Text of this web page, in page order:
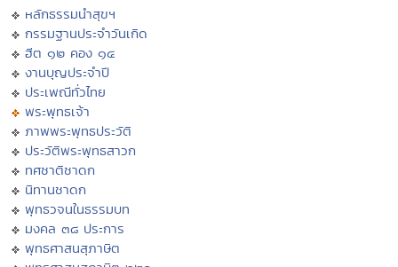
หลักธรรมนำสุขฯ
กรรมฐานประจำวันเกิด
ฮีต ๑๒ คอง ๑๔
งานบุญประจำปี
ประเพณีทั่วไทย
พระพุทธเจ้า
ภาพพระพุทธประวัติ
ประวัติพระพุทธสาวก
ทศชาติชาดก
นิทานชาดก
พุทธวจนในธรรมบท
มงคล ๓๘ ประการ
พุทธศาสนสุภาษิต